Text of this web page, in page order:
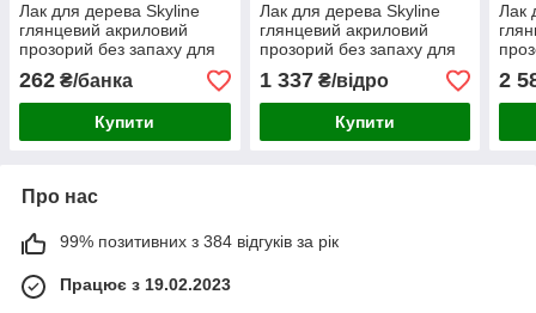
Лак для дерева Skyline
глянцевий акриловий
прозорий без запаху для
внутрішніх та зовнішніх
робіт 750 мл
262 ₴/банка
Купити
Лак для дерева Skyline
глянцевий акриловий
прозорий без запаху для
внутрішніх та зовнішніх
робіт 5 л
1 337₴/відро
Купити
Лак
2
Про нас
99% позитивних з 384 відгуків за рік
Працює з 19.02.2023